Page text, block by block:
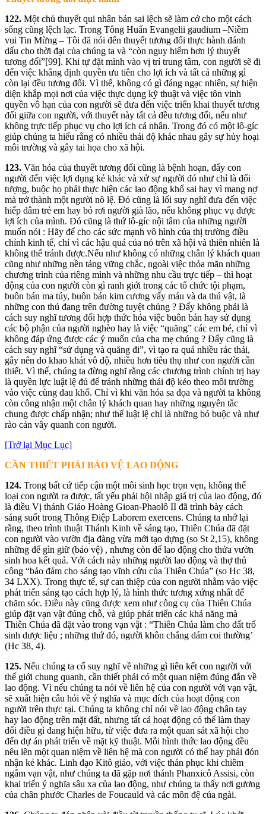
122. Một chủ thuyết qui nhân bản sai lệch sẽ làm cớ cho một cách
sống cũng lệch lạc. Trong Tông Huấn Evangelii gaudium –Niềm
vui Tin Mừng – Tôi đã nói đến thuyết tương đối thực hành đánh
dấu cho thời đại của chúng ta và “còn nguy hiểm hơn lý thuyết
tương đối”[99]. Khi tự đặt mình vào vị trí trung tâm, con người sẽ đi
đến việc khẳng định quyền ưu tiên cho lợi ích và tất cả những gì
còn lại đều tương đối. Vì thế, không có gì đáng ngạc nhiên, sự hiện
diện khắp mọi nơi của việc thực dụng kỹ thuật và việc tôn vinh
quyền vô hạn của con người sẽ đưa đến việc triển khai thuyết tương
đối giữa con người, với thuyết này tất cả đều tương đối, nếu như
không trực tiếp phục vụ cho lợi ích cá nhân. Trong đó có một lô-gíc
giúp chúng ta hiểu rằng có nhiều thái độ khác nhau gây sự hủy hoại
môi trường và gây tai họa cho xã hội.
123. Văn hóa của thuyết tương đối cũng là bệnh hoạn, đẩy con
người đến việc lợi dụng kẻ khác và xử sự người đó như chỉ là đối
tượng, buộc họ phải thực hiện các lao động khổ sai hay vì mang nợ
mà trở thành một người nô lệ. Đó cũng là lối suy nghĩ đưa đến việc
hiếp dâm trẻ em hay bỏ rơi người già lão, nếu không phục vụ được
lợi ích của mình. Đó cũng là thứ lô-gíc nội tâm của những người
muốn nói : Hãy để cho các sức mạnh vô hình của thị trường điều
chỉnh kinh tế, chỉ vì các hậu quả của nó trên xã hội và thiên nhiên là
không thể tránh được.Nếu như không có những chân lý khách quan
cũng như những nền tảng vững chắc, ngoài việc thỏa mãn những
chương trình của riêng mình và những nhu cầu trực tiếp – thì hoạt
động của con người còn gì ranh giới trong các tổ chức tội phạm,
buôn bán ma túy, buôn bán kim cương vấy máu và da thú vật, là
những con thú đang trên đường tuyệt chủng ? Đấy không phải là
cách suy nghĩ tương đối hợp thức hóa việc buôn bán hay sử dụng
các bộ phận của người nghèo hay là việc “quăng” các em bé, chỉ vì
không đáp ứng được các ý muốn của cha mẹ chúng ? Đấy cũng là
cách suy nghĩ “sử dụng và quăng đi”, vì tạo ra quá nhiều rác thải,
gây nên do khao khát vô độ, nhiều hơn tiêu thụ như con người cần
thiết. Vì thế, chúng ta đừng nghĩ rằng các chương trình chính trị hay
là quyền lực luật lệ đủ để tránh những thái độ kéo theo môi trường
vào việc cùng đau khổ. Chỉ vì khi văn hóa sa đọa và người ta không
còn công nhận một chân lý khách quan hay những nguyên tắc
chung được chấp nhận; như thế luật lệ chỉ là những bó buộc và như
rào cản vây quanh con người.
[Trở lại Mục Lục]
CẦN THIẾT PHẢI BẢO VỆ LAO ĐỘNG
124. Trong bất cứ tiếp cận một môi sinh học trọn vẹn, không thể
loại con người ra được, tất yếu phải hội nhập giá trị của lao động, đó
là điều Vị thánh Giáo Hoàng Gioan-Phaolô II đã trình bày cách
sáng suốt trong Thông Điệp Laborem exercens. Chúng ta nhớ lại
rằng, theo trình thuật Thánh Kinh về sáng tạo, Thiên Chúa đã đặt
con người vào vườn địa đàng vừa mới tạo dựng (so St 2,15), không
những để gìn giữ (bảo vệ) , nhưng còn để lao động cho thửa vườn
sinh hoa kết quả. Với cách này những người lao động và thợ thủ
công “bảo đảm cho sáng tạo vĩnh cửu của Thiên Chúa” (so Hc 38,
34 LXX). Trong thực tế, sự can thiệp của con người nhằm vào việc
phát triển sáng tạo cách hợp lý, là hình thức tương xứng nhất để
chăm sóc. Điều này cũng được xem như công cụ của Thiên Chúa
giúp đặt vạn vật đúng chỗ, và giúp phát triển các khả năng mà
Thiên Chúa đã đặt vào trong vạn vật : “Thiên Chúa làm cho đất trổ
sinh dược liệu ; những thứ đó, người khôn chẳng dám coi thường’
(Hc 38, 4).
125. Nếu chúng ta cố suy nghĩ về những gì liên kết con người với
thế giới chung quanh, cần thiết phải có một quan niệm đúng đắn về
lao động. Vì nếu chúng ta nói về liên hệ của con người với vạn vật,
sẽ xuất hiện câu hỏi về ý nghĩa và mục đích của hoạt động con
người trên thực tại. Chúng ta không chỉ nói về lao động chân tay
hay lao động trên mặt đất, nhưng tất cả hoạt động có thể làm thay
đổi điều gì đang hiện hữu, từ việc đưa ra một quan sát xã hội cho
đến dự án phát triển về mặt kỹ thuật. Mỗi hình thức lao động đều
nêu lên một quan niệm về liên hệ mà con người có thể hay phải đón
nhận kẻ khác. Linh đạo Kitô giáo, với việc thán phục khi chiêm
ngắm vạn vật, như chúng ta đã gặp nơi thánh Phanxicô Assisi, còn
khai triển ý nghĩa sâu xa của lao động, như chúng ta thấy nơi gương
của chân phước Charles de Foucauld và các môn đệ của ngài.